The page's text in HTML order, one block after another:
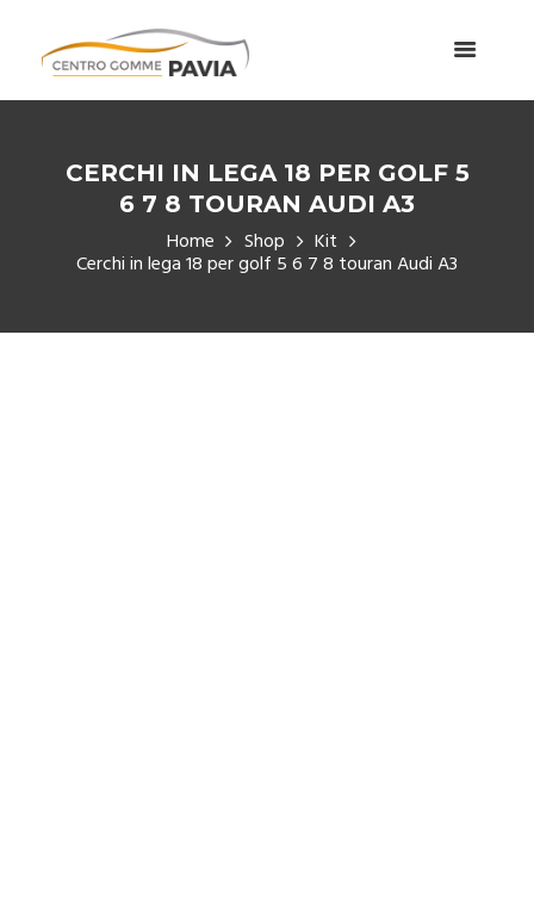
CERCHI IN LEGA 18 PER GOLF 5
6 7 8 TOURAN AUDI A3
Home Shop Kit
Cerchi in lega 18 per golf 5 6 7 8 touran Audi A3